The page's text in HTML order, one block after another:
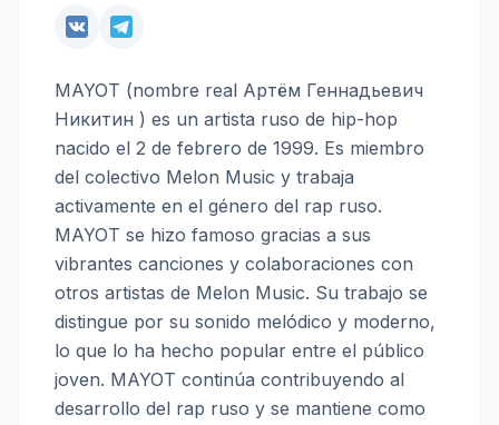
MAYOT (nombre real Артём Геннадьевич
Никитин ) es un artista ruso de hip-hop
nacido el 2 de febrero de 1999. Es miembro
del colectivo Melon Music y trabaja
activamente en el género del rap ruso.
MAYOT se hizo famoso gracias a sus
vibrantes canciones y colaboraciones con
otros artistas de Melon Music. Su trabajo se
distingue por su sonido melódico y moderno,
lo que lo ha hecho popular entre el público
joven. MAYOT continúa contribuyendo al
desarrollo del rap ruso y se mantiene como